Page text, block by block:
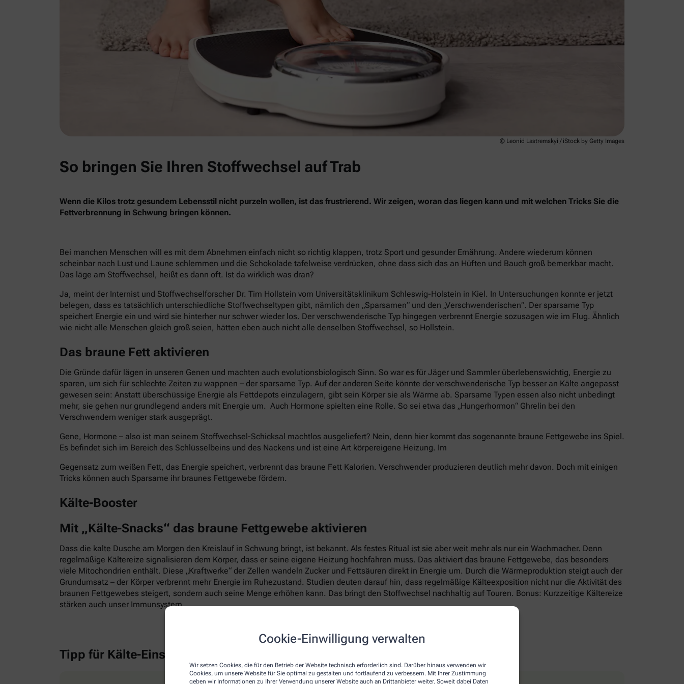
Cookie-Einwilligung verwalten
Wir setzen Cookies, die für den Betrieb der Website technisch erforderlich sind. Darüber hinaus verwenden wir
Cookies, um unsere Website für Sie optimal zu gestalten und fortlaufend zu verbessern. Mit Ihrer Zustimmung
geben wir Informationen zu Ihrer Verwendung unserer Website auch an Drittanbieter weiter. Soweit dabei Daten
© Leonid Lastremskyi / iStock by Getty Images
So bringen Sie Ihren Stoffwechsel auf Trab
Wenn die Kilos trotz gesundem Lebensstil nicht purzeln wollen, ist das frustrierend. Wir zeigen, woran das liegen kann und mit welchen Tricks Sie die
Fettverbrennung in Schwung bringen können.
Bei manchen Menschen will es mit dem Abnehmen einfach nicht so richtig klappen, trotz Sport und gesunder Ernährung. Andere wiederum können
scheinbar nach Lust und Laune schlemmen und die Schokolade tafelweise verdrücken, ohne dass sich das an Hüften und Bauch groß bemerkbar macht.
Das läge am Stoffwechsel, heißt es dann oft. Ist da wirklich was dran?
Ja, meint der Internist und Stoffwechselforscher Dr. Tim Hollstein vom Universitätsklinikum Schleswig-Holstein in Kiel. In Untersuchungen konnte er jetzt
belegen, dass es tatsächlich unterschiedliche Stoffwechseltypen gibt, nämlich den „Sparsamen“ und den „Verschwenderischen“. Der sparsame Typ
speichert Energie ein und wird sie hinterher nur schwer wieder los. Der verschwenderische Typ hingegen verbrennt Energie sozusagen wie im Flug. Ähnlich
wie nicht alle Menschen gleich groß seien, hätten eben auch nicht alle denselben Stoffwechsel, so Hollstein.
Das braune Fett aktivieren
Die Gründe dafür lägen in unseren Genen und machten auch evolutionsbiologisch Sinn. So war es für Jäger und Sammler überlebenswichtig, Energie zu
sparen, um sich für schlechte Zeiten zu wappnen – der sparsame Typ. Auf der anderen Seite könnte der verschwenderische Typ besser an Kälte angepasst
gewesen sein: Anstatt überschüssige Energie als Fettdepots einzulagern, gibt sein Körper sie als Wärme ab. Sparsame Typen essen also nicht unbedingt
mehr, sie gehen nur grundlegend anders mit Energie um. Auch Hormone spielten eine Rolle. So sei etwa das „Hungerhormon“ Ghrelin bei den
Verschwendern weniger stark ausgeprägt.
Gene, Hormone – also ist man seinem Stoffwechsel-Schicksal machtlos ausgeliefert? Nein, denn hier kommt das sogenannte braune Fettgewebe ins Spiel.
Es befindet sich im Bereich des Schlüsselbeins und des Nackens und ist eine Art körpereigene Heizung. Im
Gegensatz zum weißen Fett, das Energie speichert, verbrennt das braune Fett Kalorien. Verschwender produzieren deutlich mehr davon. Doch mit einigen
Tricks können auch Sparsame ihr braunes Fettgewebe fördern.
Kälte-Booster
Mit „Kälte-Snacks“ das braune Fettgewebe aktivieren
Dass die kalte Dusche am Morgen den Kreislauf in Schwung bringt, ist bekannt. Als festes Ritual ist sie aber weit mehr als nur ein Wachmacher. Denn
regelmäßige Kältereize signalisieren dem Körper, dass er seine eigene Heizung hochfahren muss. Das aktiviert das braune Fettgewebe, das besonders
viele Mitochondrien enthält. Diese „Kraftwerke“ der Zellen wandeln Zucker und Fettsäuren direkt in Energie um. Durch die Wärmeproduktion steigt auch der
Grundumsatz – der Körper verbrennt mehr Energie im Ruhezustand. Studien deuten darauf hin, dass regelmäßige Kälteexposition nicht nur die Aktivität des
braunen Fettgewebes steigert, sondern auch seine Menge erhöhen kann. Das bringt den Stoffwechsel nachhaltig auf Touren. Bonus: Kurzzeitige Kältereize
stärken auch unser Immunsystem.
Tipp für Kälte-Einsteiger